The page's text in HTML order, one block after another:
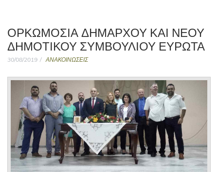
ΟΡΚΩΜΟΣΙΑ ΔΗΜΑΡΧΟΥ ΚΑΙ ΝΕΟΥ
ΔΗΜΟΤΙΚΟΥ ΣΥΜΒΟΥΛΙΟΥ ΕΥΡΩΤΑ
30/08/2019 ΑΝΑΚΟΙΝΩΣΕΙΣ